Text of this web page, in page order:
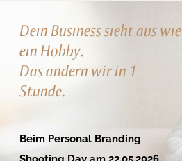
Inhalt
springen
Dein Business sieht aus wie
ein Hobby.
Das ändern wir in 1
Stunde.
Beim Personal Branding